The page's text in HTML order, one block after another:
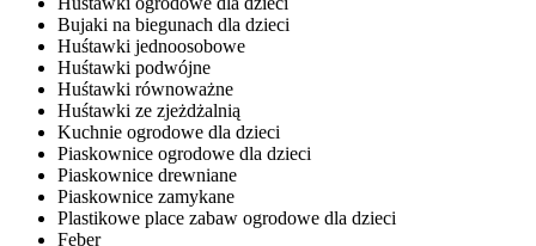
Bujaki na biegunach dla dzieci
Huśtawki jednoosobowe
Huśtawki podwójne
Huśtawki równoważne
Huśtawki ze zjeżdżalnią
Kuchnie ogrodowe dla dzieci
Piaskownice ogrodowe dla dzieci
Piaskownice drewniane
Piaskownice zamykane
Plastikowe place zabaw ogrodowe dla dzieci
Feber